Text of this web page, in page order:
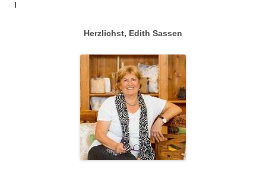
I
Herzlichst, Edith Sassen